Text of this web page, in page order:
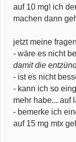
auf 10 mg! ich
machen dann
jetzt meine fragen
- wäre es nicht
damit die
- ist es nicht
- kann ich so
mehr habe... auf
- bemerke ich
auf 15 mg mtx